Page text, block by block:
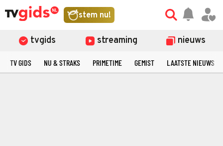
stem nu!
tvgids streaming nieuws
TV GIDS NU & STRAKS PRIMETIME GEMIST LAATSTE NIEUWS